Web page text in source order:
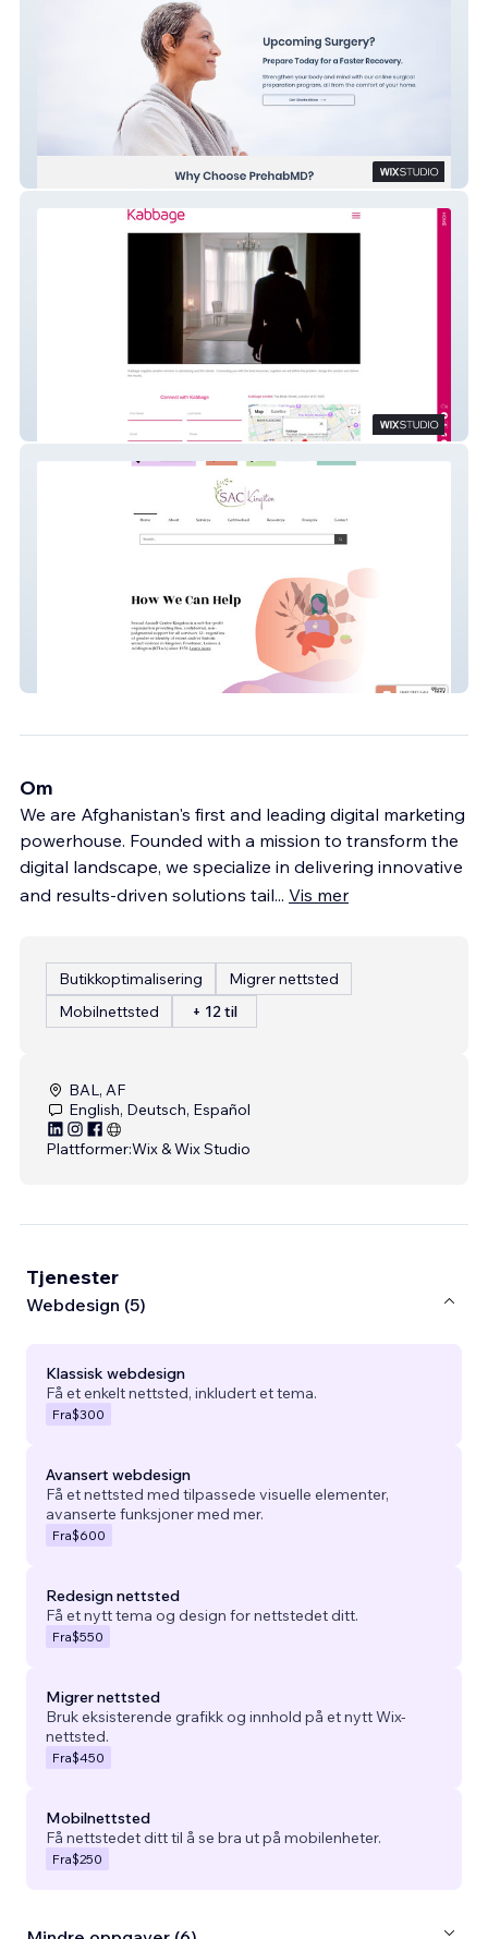
Om
We are Afghanistan's first and leading digital marketing
powerhouse. Founded with a mission to transform the
digital landscape, we specialize in delivering innovative
and results-driven solutions tail... Vis mer
Butikkoptimalisering
Migrer nettsted
Mobilnettsted
+ 12 til
BAL, AF
English, Deutsch, Español
Plattformer:Wix & Wix Studio
Tjenester
Webdesign (5)
Klassisk webdesign
Få et enkelt nettsted, inkludert et tema.
Fra$300
Avansert webdesign
Få et nettsted med tilpassede visuelle elementer,
avanserte funksjoner med mer.
Fra$600
Redesign nettsted
Få et nytt tema og design for nettstedet ditt.
Fra$550
Migrer nettsted
Bruk eksisterende grafikk og innhold på et nytt Wix-
nettsted.
Fra$450
Mobilnettsted
Få nettstedet ditt til å se bra ut på mobilenheter.
Fra$250